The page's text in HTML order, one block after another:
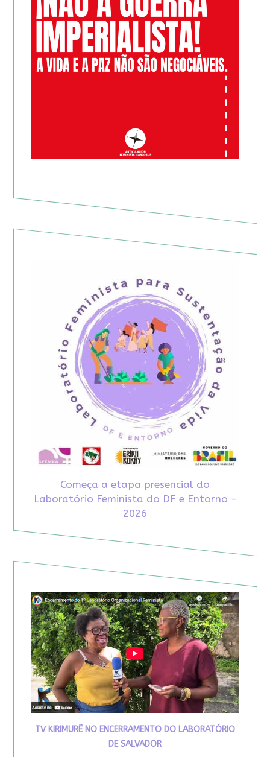
Começa a etapa presencial do
Laboratório Feminista do DF e Entorno -
2026
TV KIRIMURÊ NO ENCERRAMENTO DO LABORATÓRIO
DE SALVADOR